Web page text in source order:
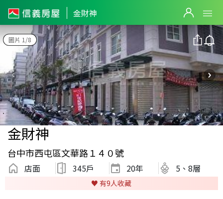
金財神
圖片 1/8
金財神
台中市西屯區文華路１４０號
店面 345戶 20年 5、8層
♥️ 有9人收藏